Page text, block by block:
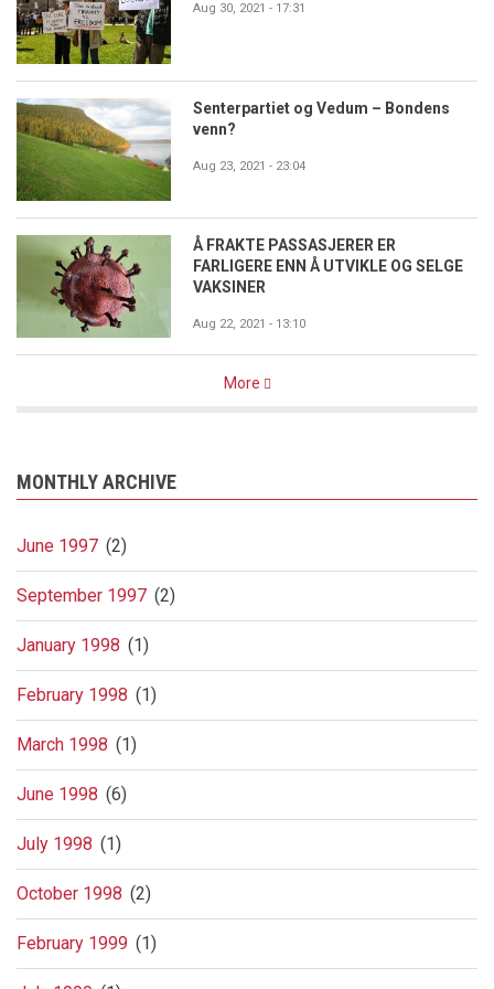
Aug 30, 2021 - 17:31
Senterpartiet og Vedum – Bondens
venn?
Aug 23, 2021 - 23:04
Å FRAKTE PASSASJERER ER
FARLIGERE ENN Å UTVIKLE OG SELGE
VAKSINER
Aug 22, 2021 - 13:10
More
MONTHLY ARCHIVE
June 1997 (2)
September 1997 (2)
January 1998 (1)
February 1998 (1)
March 1998 (1)
June 1998 (6)
July 1998 (1)
October 1998 (2)
February 1999 (1)